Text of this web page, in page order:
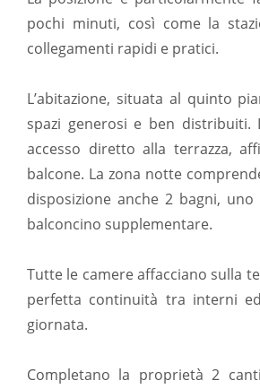
pochi minuti, così come la
collegamenti rapidi e pratici.
L’abitazione, situata al quinto
spazi generosi e ben distribuiti.
accesso diretto alla terrazza,
balcone. La zona notte
disposizione anche 2 bagni,
balconcino supplementare.
Tutte le camere affacciano sulla
perfetta continuità tra interni
giornata.
Completano la proprietà 2